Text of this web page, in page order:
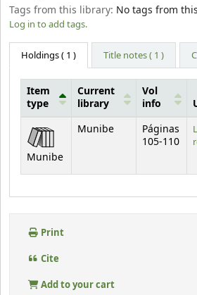
Tags from this library: No tags from
Log in to add tags.
Holdings( 1 ) Title notes ( 1 )
Holdings
Item
type
Current
library
Vol
info
Munibe
Munibe
Páginas
105-110
Print
Cite
Add to your cart